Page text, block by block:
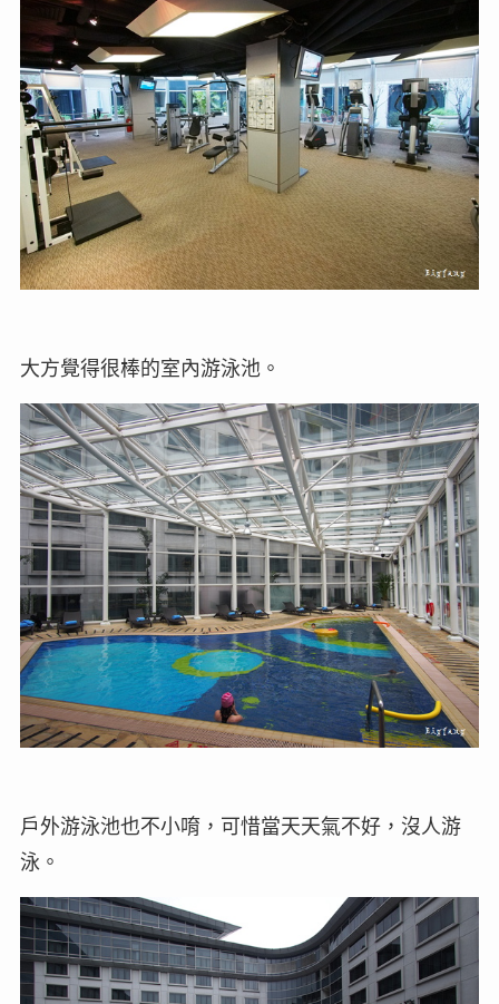
大方覺得很棒的室內游泳池。
戶外游泳池也不小唷，可惜當天天氣不好，沒人游
泳。